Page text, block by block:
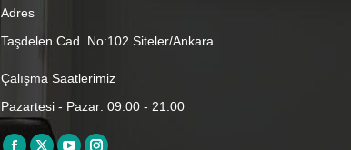
Adres
Taşdelen Cad. No:102 Siteler/Ankara
Çalışma Saatlerimiz
Pazartesi - Pazar: 09:00 - 21:00
Find us on: